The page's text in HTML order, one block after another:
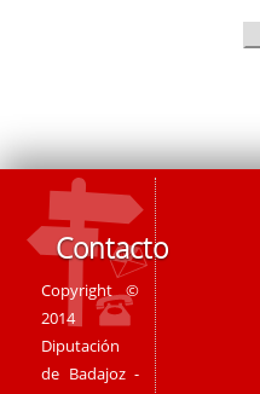
Contacto
Copyright ©
2014
Diputación
de Badajoz -